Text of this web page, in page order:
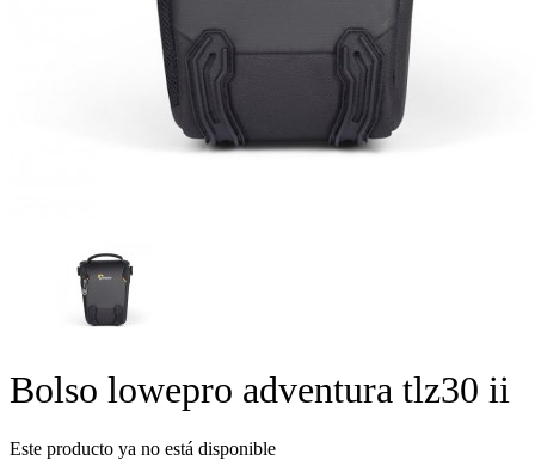
Bolso lowepro adventura tlz30 ii
Este producto ya no está disponible